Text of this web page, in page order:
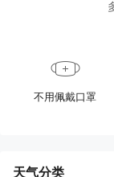
不用佩戴口罩
天气分类